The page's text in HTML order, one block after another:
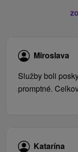
Miroslava
Služby boli
promptné.
Katarína